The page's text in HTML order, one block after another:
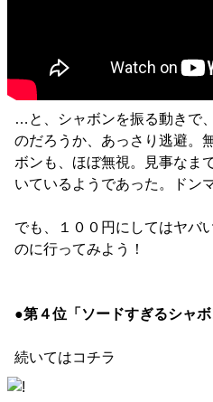
…と、シャボンを振る動きで
のだろうか、あっさり逃避。
ボンも、ほぼ無視。見事なま
いているようであった。ドン
でも、１００円にしてはヤバ
のに行ってみよう！
●第４位「ソードすぎるシャボ
続いてはコチラ